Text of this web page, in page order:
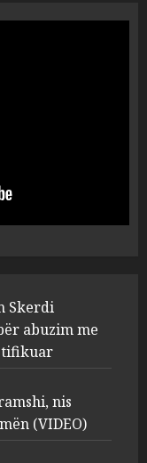
Nano për
publike dhe
nis
për Koço
të maskuar
Albania”,
Skerdi
abuzim me
nis
(VIDEO)